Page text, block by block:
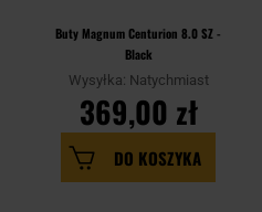
Buty Magnum Centurion 8.0 SZ -
Black
Wysyłka: Natychmiast
369,00 zł
DO KOSZYKA